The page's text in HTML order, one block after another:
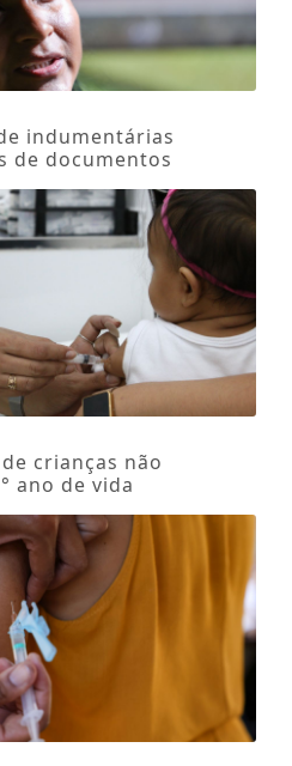
indumentárias
de documentos
crianças não
ano de vida